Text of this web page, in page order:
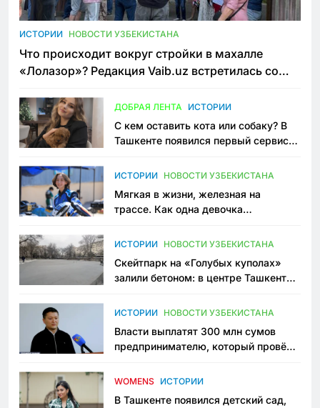
ИСТОРИИ НОВОСТИ УЗБЕКИСТАНА
Что происходит вокруг стройки в махалле
«Лолазор»? Редакция Vaib.uz встретилась со
ДОБРАЯ ЛЕНТА ИСТОРИИ
С кем оставить кота или собаку? В
Ташкенте появился первый сервис
ИСТОРИИ НОВОСТИ УЗБЕКИСТАНА
Мягкая в жизни, железная на
трассе. Как одна девочка
Узбекистане
ИСТОРИИ НОВОСТИ УЗБЕКИСТАНА
Скейтпарк на «Голубых куполах»
залили бетоном: в центре Ташкента
пространство
ИСТОРИИ НОВОСТИ УЗБЕКИСТАНА
Власти выплатят 300 млн сумов
предпринимателю, который провёл
приговору
WOMENS ИСТОРИИ
В Ташкенте появился детский сад,